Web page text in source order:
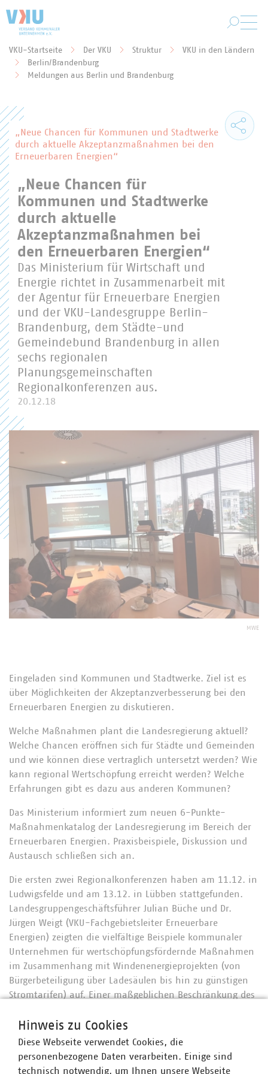
Sie befinden sich hier:
VKU-Startseite Der VKU Struktur
VKU in den Ländern
Berlin/Brandenburg
Meldungen aus Berlin und Brandenburg
„Neue Chancen für Kommunen und Stadtwerke
durch aktuelle Akzeptanzmaßnahmen bei den
Erneuerbaren Energien“
„Neue Chancen für
Kommunen und Stadtwerke
durch aktuelle
Akzeptanzmaßnahmen bei
den Erneuerbaren Energien“
Das Ministerium für Wirtschaft und
Energie richtet in Zusammenarbeit mit
der Agentur für Erneuerbare Energien
und der VKU-Landesgruppe Berlin-
Brandenburg, dem Städte-und
Gemeindebund Brandenburg in allen
sechs regionalen
Planungsgemeinschaften
Regionalkonferenzen aus.
20.12.18
MWE
Eingeladen sind Kommunen und Stadtwerke. Ziel ist es
über Möglichkeiten der Akzeptanzverbesserung bei den
Erneuerbaren Energien zu diskutieren.
Welche Maßnahmen plant die Landesregierung aktuell?
Welche Chancen eröffnen sich für Städte und Gemeinden
und wie können diese vertraglich untersetzt werden? Wie
kann regional Wertschöpfung erreicht werden? Welche
Erfahrungen gibt es dazu aus anderen Kommunen?
Das Ministerium informiert zum neuen 6-Punkte-
Maßnahmenkatalog der Landesregierung im Bereich der
Erneuerbaren Energien. Praxisbeispiele, Diskussion und
Austausch schließen sich an.
Die ersten zwei Regionalkonferenzen haben am 11.12. in
Ludwigsfelde und am 13.12. in Lübben stattgefunden.
Landesgruppengeschäftsführer Julian Büche und Dr.
Jürgen Weigt (VKU-Fachgebietsleiter Erneuerbare
Energien) zeigten die vielfältige Beispiele kommunaler
Unternehmen für wertschöpfungsfördernde Maßnahmen
im Zusammenhang mit Windenenergieprojekten (von
Bürgerbeteiligung über Ladesäulen bis hin zu günstigen
Stromtarifen) auf. Einer maßgeblichen Beschränkung des
Hinweis zu Cookies
Diese Webseite verwendet Cookies, die
personenbezogene Daten verarbeiten. Einige sind
technisch notwendig, um Ihnen unsere Webseite